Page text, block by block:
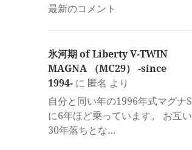
最新のコメント
氷河期 of Liberty V-TWIN
MAGNA （MC29） -since
1994- に 匿名 より
自分と同い年の1996年式マグナS
に6年ほど乗っています。 お互い
30年落ちとな…